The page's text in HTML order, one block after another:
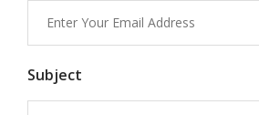
Subject